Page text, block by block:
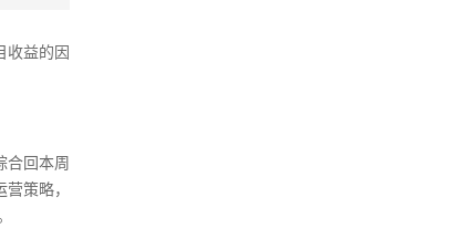
收益的因
合回本周
策略，